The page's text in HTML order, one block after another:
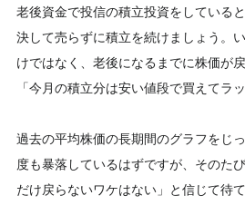
老後資金で投信の積立投資をしている
決して売らずに積立を続けましょう。
けではなく、老後になるまでに株価が
「今月の積立分は安い値段で買えてラ
過去の平均株価の長期間のグラフをじ
度も暴落しているはずですが、そのた
だけ戻らないワケはない」と信じて待